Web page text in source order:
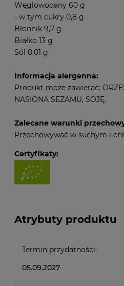
Węglowodany 60 g
- w tym cukry 0,8 g
Błonnik 9,7 g
Białko 13 g
Sól 0,01 g
Informacja alergenna:
Produkt może zawierać:
NASIONA SEZAMU, SOJĘ.
Zalecane warunki
Przechowywać w suchym i
Certyfikaty:
Atrybuty produktu
Termin przydatności:
05.09.2027